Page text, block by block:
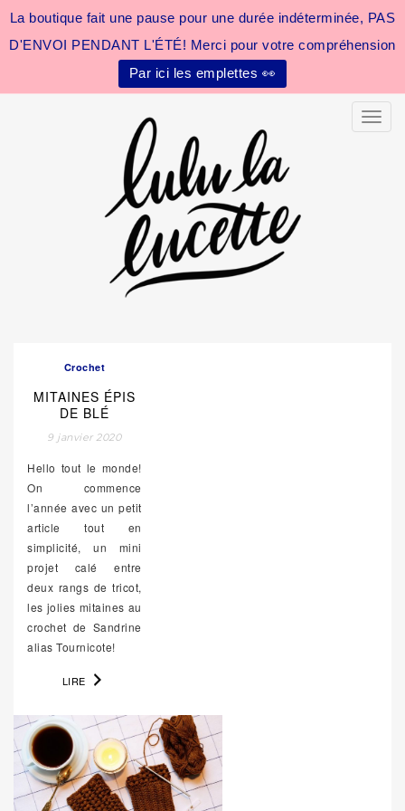
La boutique fait une pause pour une durée indéterminée, PAS
D'ENVOI PENDANT L'ÉTÉ! Merci pour votre compréhension
Par ici les emplettes 👀
Crochet
MITAINES ÉPIS
DE BLÉ
9 janvier 2020
Hello tout le monde!
On commence
l’année avec un petit
article tout en
simplicité, un mini
projet calé entre
deux rangs de tricot,
les jolies mitaines au
crochet de Sandrine
alias Tournicote!
LIRE